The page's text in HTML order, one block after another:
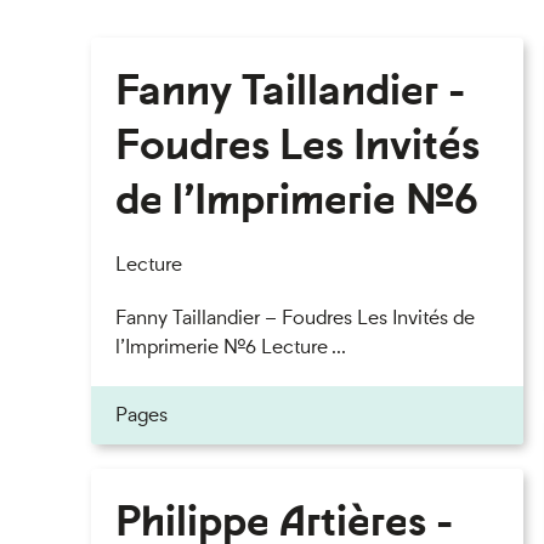
Fanny Taillandier -
Foudres Les Invités
de l’Imprimerie n°6
Lecture
Fanny Taillandier – Foudres Les Invités de
l’Imprimerie n°6 Lecture ...
Pages
Philippe Artières -